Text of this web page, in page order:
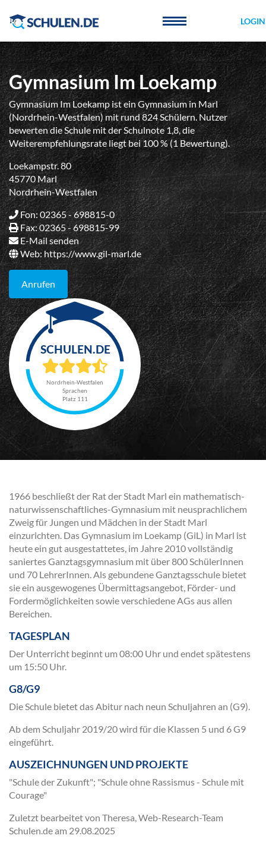
LOGIN
Gymnasium Im Loekamp
Gymnasium Im Loekamp ist ein Gymnasium in Marl
(Nordrhein-Westfalen) mit rund 824 Schülern. Nutzer
bewerten die Schule mit der Schulnote 1,8, die
Weiterempfehlungsrate liegt bei 100 % (1 Bewertung).
Loekampstr. 80
45770 Marl
Nordrhein-Westfalen
Fon: 02365 - 698815-0
Fax: 02365 - 698815-99
E-Mail senden
Web: https://www.gil-marl.de
Anrufen
Nordrhein-Westfalen
Sprachen
Platz 111
1966 beschließt der Rat der Stadt Marl ein mathematisch-
naturwissenschaftliches-Gymnasium mit neusprachlichem
Zweig für Jungen und Mädchen in der Stadt Marl
einzurichten. Das Gymnasium im Loekamp (GiL) in Marl ist
heute ein gut ausgestattetes, im Jahre 2010 vollständig
saniertes Ganztagsgymnasium mit über 800 SchülerInnen
und 70 LehrerInnen. Als gebundene Ganztagsschule bietet
sie ein ausgewogenes Übermittagsangebot, Förder- und
Fordermöglichkeiten sowie verschiedene AGs aus allen
Bereichen.
TAGESPLAN
Der Unterricht beginnt um 08:00 Uhr und endet spätestens
um 15:50 Uhr.
G8/G9
Die Schule bietet das Abitur nach neun Schuljahren an (G9).
Ab dem Schuljahr 2019/20 wird für die Klassen 5 und 6 G9
eingeführt.
AUSZEICHNUNGEN UND PROJEKTE
"Schule der Zukunft"; "Schule ohne Rassismus - Schule mit
Courage"
Zuletzt bearbeitet von Theresa, Web-Research-Team
Schulen.de am 29.08.2025